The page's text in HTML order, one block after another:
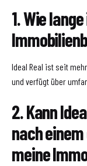
1. Wie
Ideal Real ist seit
und verfügt über
2. Kann
nach
meine